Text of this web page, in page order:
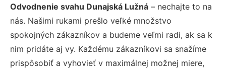
Odvodnenie svahu Dunajská Lužná – nechajte to na
nás. Našimi rukami prešlo veľké množstvo
spokojných zákazníkov a budeme veľmi radi, ak sa k
nim pridáte aj vy. Každému zákazníkovi sa snažíme
prispôsobiť a vyhovieť v maximálnej možnej miere,